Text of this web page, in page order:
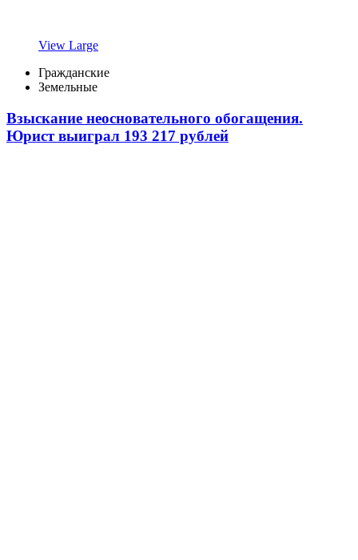
View Large
Гражданские
Земельные
Взыскание неосновательного обогащения.
Юрист выиграл 193 217 рублей